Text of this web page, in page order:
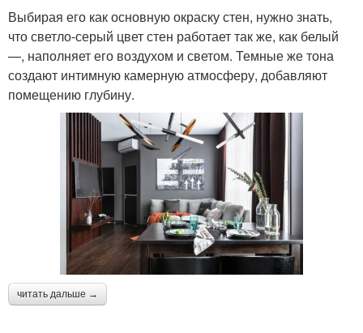
Выбирая его как основную окраску стен, нужно знать,
что светло-серый цвет стен работает так же, как белый
—, наполняет его воздухом и светом. Темные же тона
создают интимную камерную атмосферу, добавляют
помещению глубину.
читать дальше →